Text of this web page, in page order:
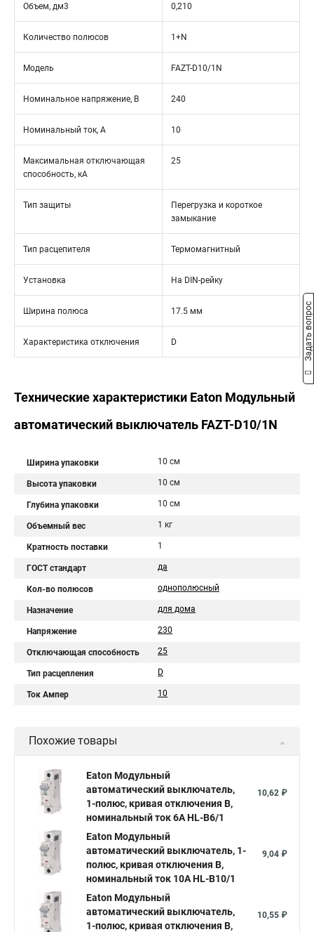
Объем, дм3 0,210
Количество полюсов 1+N
Модель FAZT-D10/1N
Номинальное напряжение, В 240
Номинальный ток, А 10
Максимальная отключающая
способность, кА
25
Тип защиты
Перегрузка и короткое
замыкание
Тип расцепителя Термомагнитный
Установка На DIN-рейку
Ширина полюса 17.5 мм
Характеристика отключения D
Технические характеристики Eaton Модульный
автоматический выключатель FAZT-D10/1N
Ширина упаковки 10 см
Высота упаковки 10 см
Глубина упаковки 10 см
Объемный вес 1 кг
Кратность поставки 1
ГОСТ стандарт да
Кол-во полюсов однополюсный
Назначение для дома
Напряжение 230
Отключающая способность 25
Тип расцепления D
Ток Ампер 10
Похожие товары
Eaton Модульный
автоматический выключатель,
1-полюс, кривая отключения B,
номинальный ток 6А HL-B6/1
10,62 ₽
Eaton Модульный
автоматический выключатель, 1-
полюс, кривая отключения B,
номинальный ток 10А HL-B10/1
9,04 ₽
Eaton Модульный
автоматический выключатель,
1-полюс, кривая отключения B,
10,55 ₽
Задать вопрос